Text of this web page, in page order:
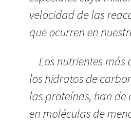
velocidad de las
que ocurren en
Los nutrientes más
los hidratos de
las proteínas, han de
en moléculas de